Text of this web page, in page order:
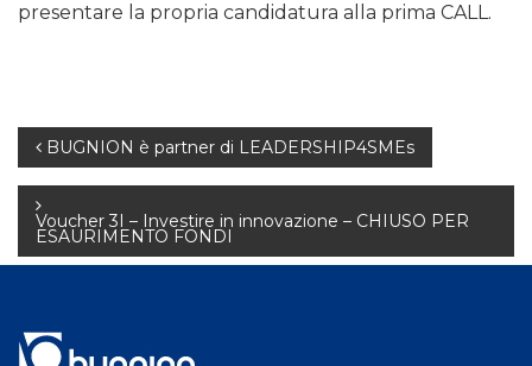
presentare la propria candidatura alla prima CALL.
Navigazione
articoli
BUGNION è partner di LEADERSHIP4SMEs
Voucher 3I – Investire in innovazione – CHIUSO PER
ESAURIMENTO FONDI